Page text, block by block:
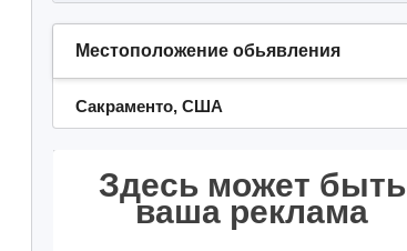
Местоположение обьявления
Сакраменто, США
Здесь может быть
ваша реклама